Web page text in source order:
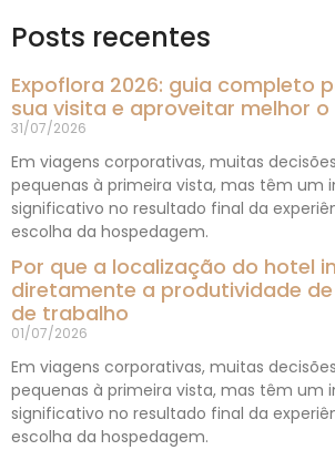
Posts recentes
Expoflora 2026: guia completo
sua visita e aproveitar melhor o
31/07/2026
Em viagens corporativas, muitas
pequenas à primeira vista, mas têm um
significativo no resultado final da
escolha da hospedagem.
Por que a localização do hotel
diretamente a produtividade
de trabalho
01/07/2026
Em viagens corporativas, muitas
pequenas à primeira vista, mas têm um
significativo no resultado final da
escolha da hospedagem.